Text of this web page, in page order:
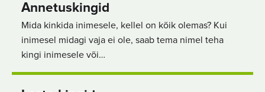
Annetuskingid
Mida kinkida inimesele, kellel on kõik olemas? Kui
inimesel midagi vaja ei ole, saab tema nimel teha
kingi inimesele või…